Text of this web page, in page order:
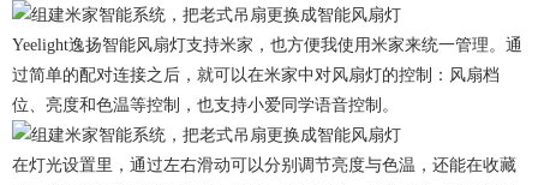
Yeelight逸扬智能风扇灯支持米家，也方便我使用米家来统一管理。通
过简单的配对连接之后，就可以在米家中对风扇灯的控制：风扇档
位、亮度和色温等控制，也支持小爱同学语音控制。
在灯光设置里，通过左右滑动可以分别调节亮度与色温，还能在收藏